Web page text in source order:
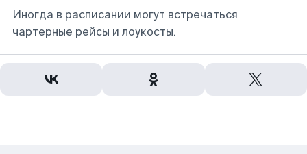
Иногда в расписании могут встречаться
чартерные рейсы и лоукосты.